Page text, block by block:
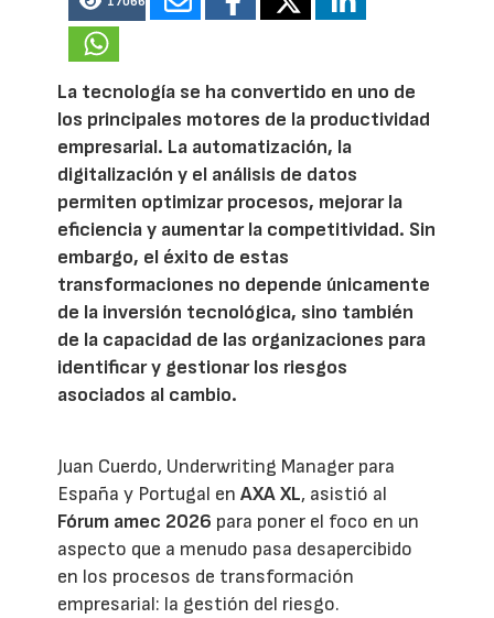
La tecnología se ha convertido en uno de
los principales motores de la productividad
empresarial. La automatización, la
digitalización y el análisis de datos
permiten optimizar procesos, mejorar la
eficiencia y aumentar la competitividad. Sin
embargo, el éxito de estas
transformaciones no depende únicamente
de la inversión tecnológica, sino también
de la capacidad de las organizaciones para
identificar y gestionar los riesgos
asociados al cambio.
Juan Cuerdo, Underwriting Manager para
España y Portugal enAXA XL, asistió al
Fórum amec 2026 para poner el foco en un
aspecto que a menudo pasa desapercibido
en los procesos de transformación
empresarial: la gestión del riesgo.